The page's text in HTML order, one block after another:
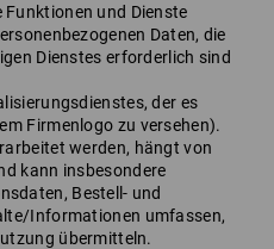
Funktionen und Dienste
Daten, die
Dienstes erforderlich sind
der es
Firmenlogo zu versehen).
werden, hängt von
kann insbesondere
Bestell- und
Informationen umfassen,
übermitteln.